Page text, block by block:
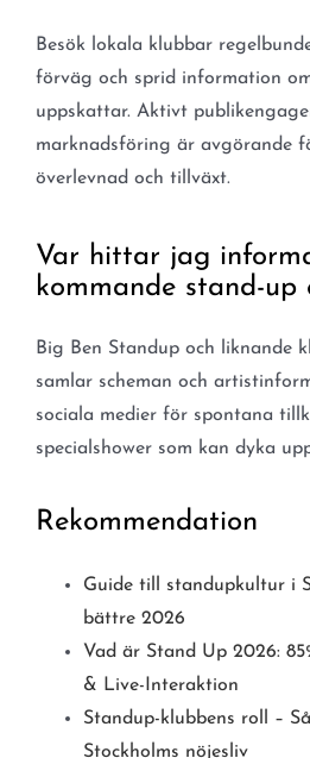
Besök lokala klubbar
förväg och sprid information
uppskattar. Aktivt
marknadsföring är avgörande
överlevnad och tillväxt.
Var hittar jag
kommande stand-up
Big Ben Standup och liknande
samlar scheman och
sociala medier för spontana
specialshower som kan dyka
Rekommendation
Guide till standupkultur i
bättre 2026
Vad är Stand Up 2026:
& Live-Interaktion
Standup-klubbens roll –
Stockholms nöjesliv